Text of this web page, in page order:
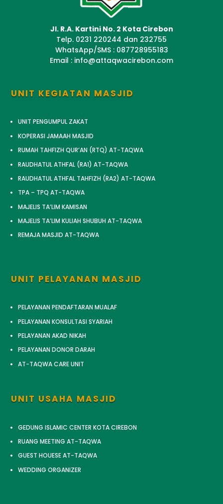
Jl. R.A. Kartini No. 2 Kota Cirebon
Telp. 0231 220244 dan 232755
WhatsApp/SMS : 087728955183
Email : info@attaqwacirebon.com
UNIT KEGIATAN MASJID
UNIT PENGUMPUL ZAKAT
KOPERASI JAMAAH MASJID
RUMAH TAHFIZH QUR’AN (RTQ) AT-TAQWA
RAUDHATUL ATHFAL (RA1) AT-TAQWA
RAUDHATUL ATHFAL TAHFIZH (RA2) AT-TAQWA
TPA – TPQ AT-TAQWA
MAJELIS TA’LIM KAMISAN
MAJELIS TA’LIM KULIAH SHUBUH AT-TAQWA
REMAJA MASJID AT-TAQWA
UNIT PELAYANAN MASJID
PELAYANAN PENDAFTARAN MUALAF
PELAYANAN KONSULTASI SYARIAH
PELAYANAN AKAD NIKAH
PELAYANAN DONOR DARAH
AT-TAQWA CARE UNIT
UNIT USAHA MASJID
GEDUNG ISLAMIC CENTER KOTA CIREBON
RUANG MEETING AT-TAQWA
GUEST HOUESE AT-TAQWA
WEDDING ORGANIZER